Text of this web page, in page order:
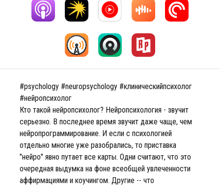
#psychology #neuropsychology #клиническийпсихолог
#нейропсихолог
Кто такой нейропсихолог? Нейропсихология - звучит
серьезно. В последнее время звучит даже чаще, чем
нейропрограммирование. И если с психологией
отдельно многие уже разобрались, то приставка
"нейро" явно путает все карты. Одни считают, что это
очередная выдумка на фоне всеобщей увлеченности
аффирмациями и коучингом. Другие -- что